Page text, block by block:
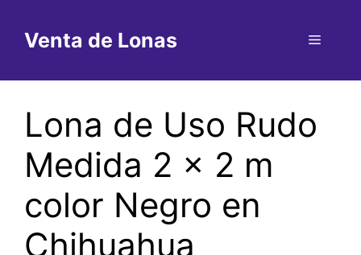
contenido
Venta de Lonas Menú
Lona de Uso Rudo
Medida 2 x 2 m
color Negro en
Chihuahua